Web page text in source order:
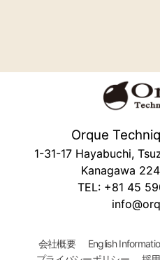
Orque
1-31-17 Hayabuchi,
Kanagawa
TEL: +81 45
会社概要 English